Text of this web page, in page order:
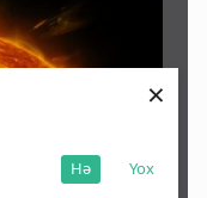
Yox
Hə
×